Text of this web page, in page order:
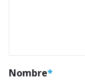
Nombre*